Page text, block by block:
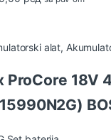
alat,
ProCore 18V